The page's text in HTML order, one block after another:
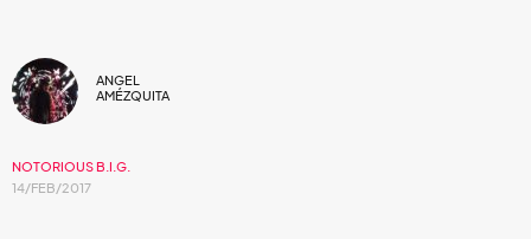
ANGEL
AMÉZQUITA
NOTORIOUS B.I.G.
14/FEB/2017